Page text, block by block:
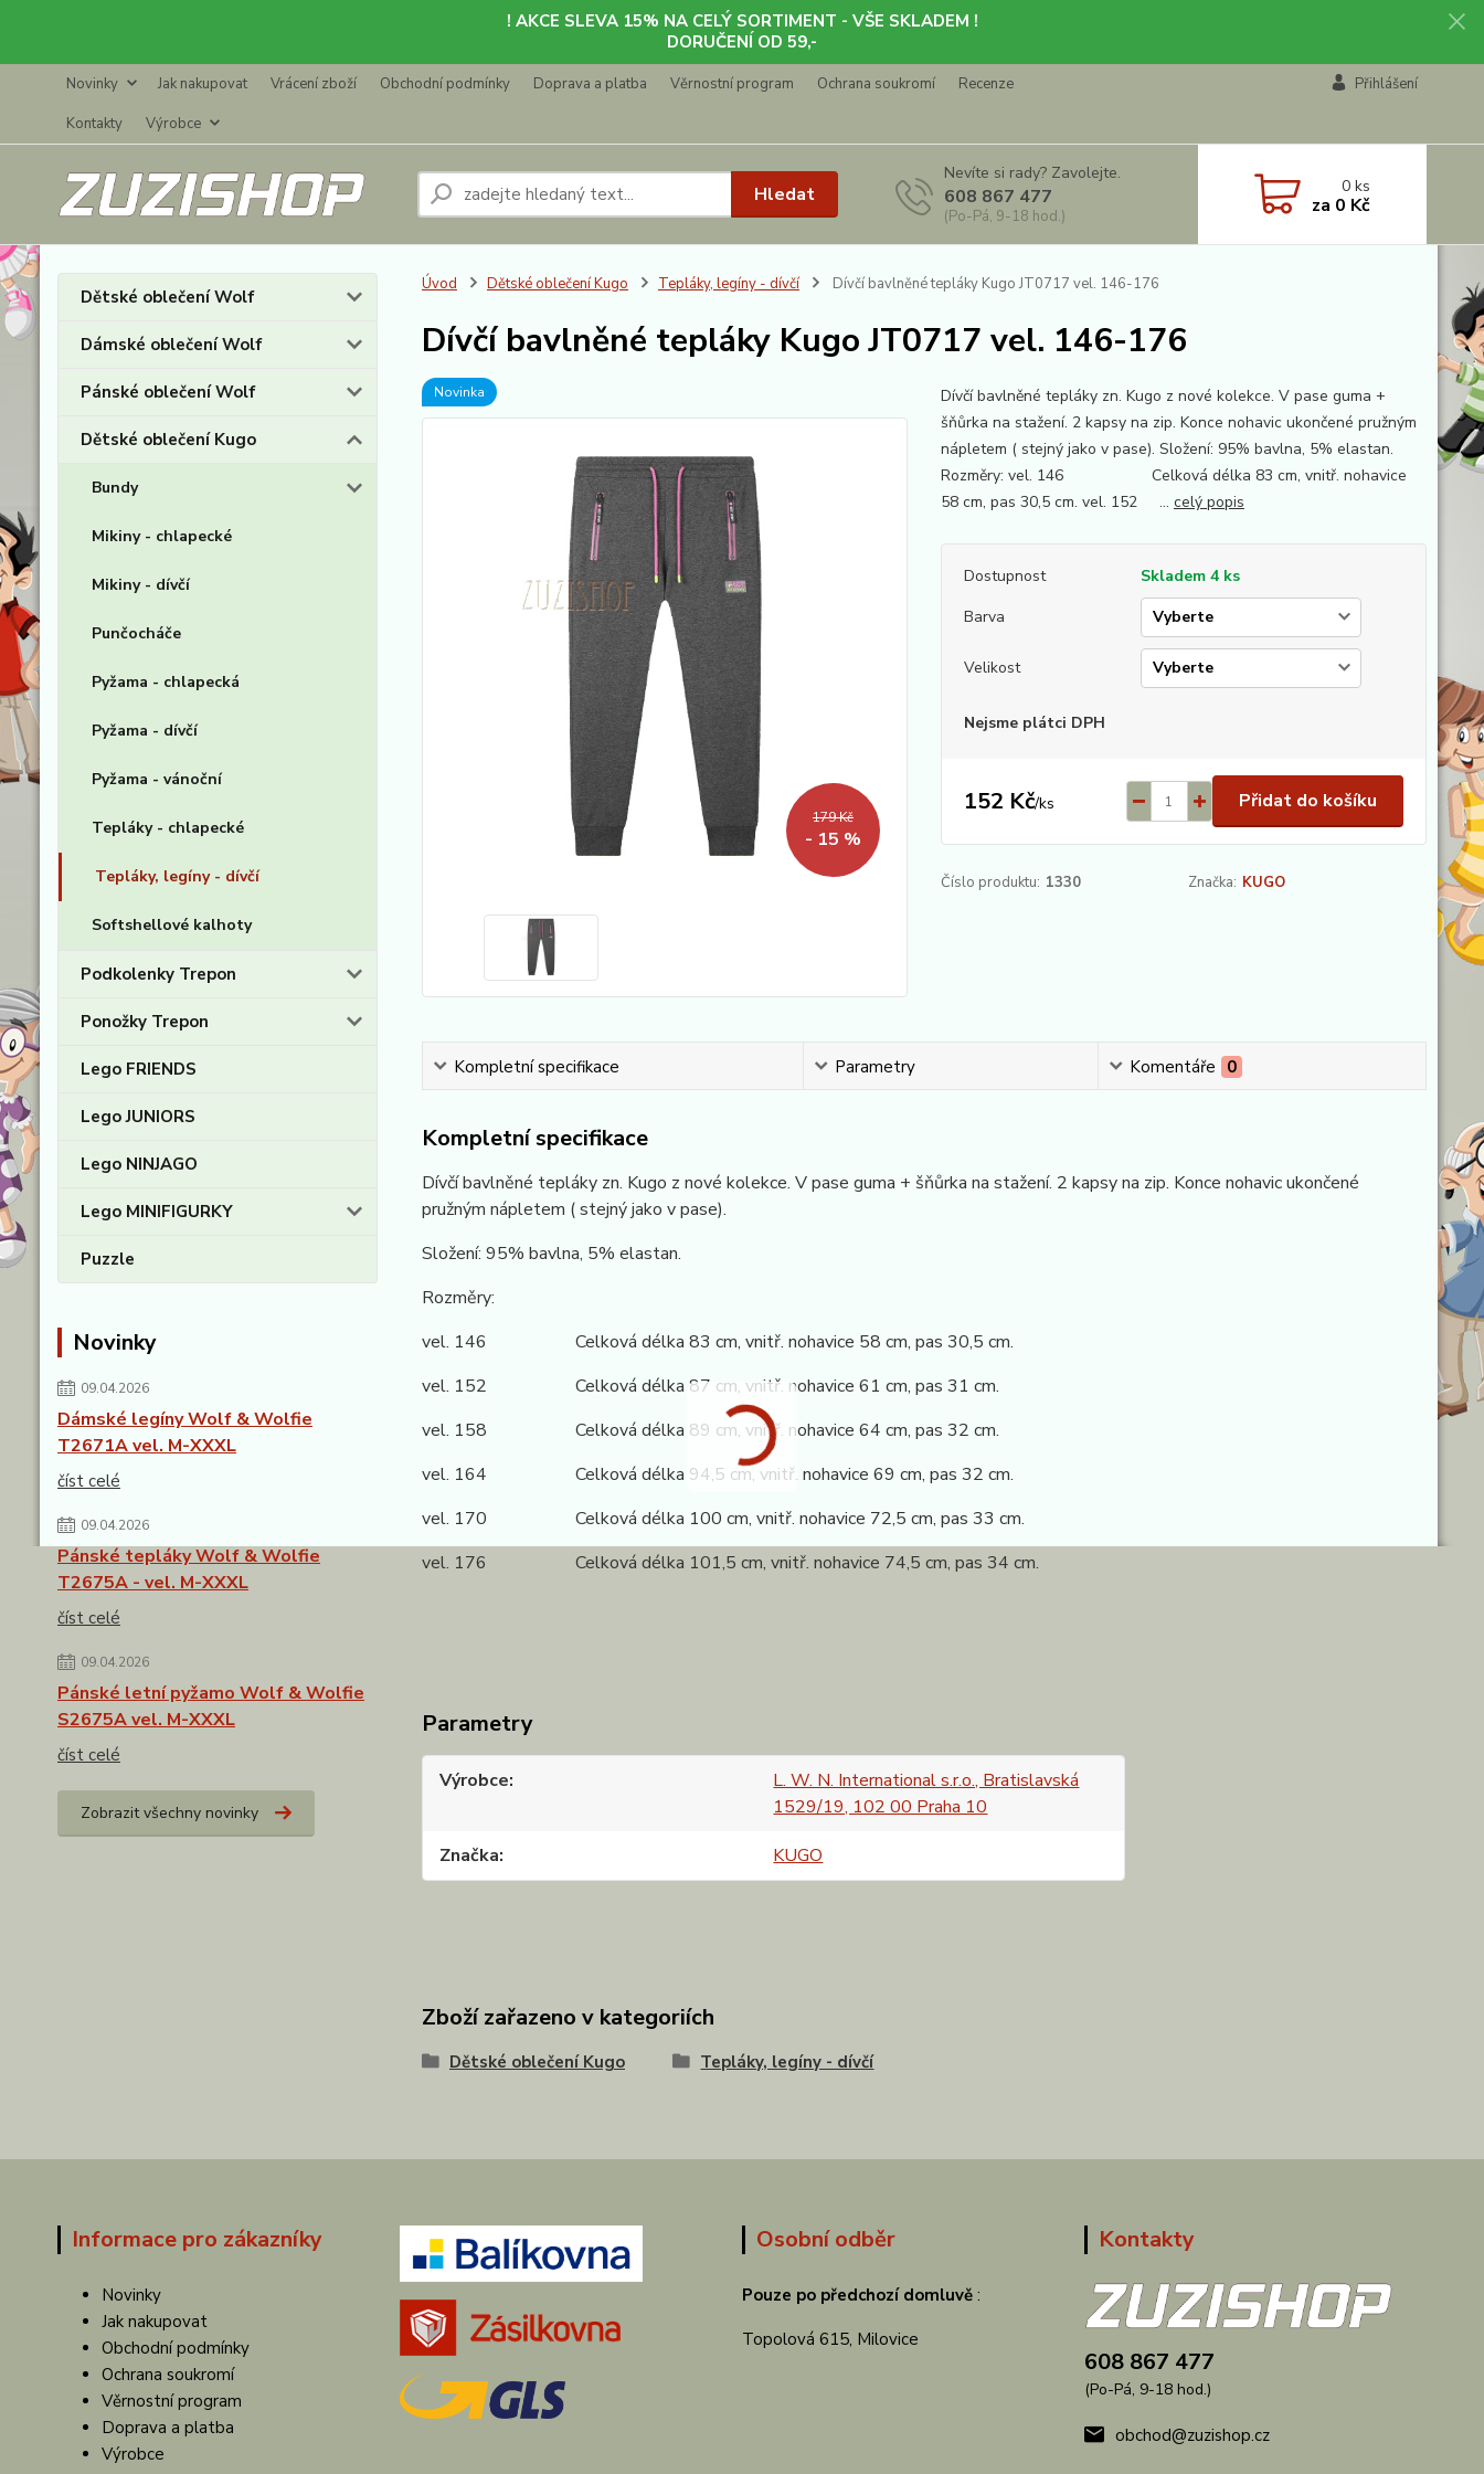
! AKCE SLEVA 15% NA CELÝ SORTIMENT - VŠE SKLADEM !
DORUČENÍ OD 59,-
Novinky Jak nakupovat Vrácení zboží Obchodní podmínky Doprava a platba Věrnostní program Ochrana soukromí
Recenze
Kontakty
Výrobce
Přihlášení
Hledat
Nevíte si rady? Zavolejte.
608 867 477
(Po-Pá, 9-18 hod.)
0ks
za 0 Kč
Dětské oblečení Wolf
Dámské oblečení Wolf
Pánské oblečení Wolf
Dětské oblečení Kugo
Bundy
Mikiny - chlapecké
Mikiny - dívčí
Punčocháče
Pyžama - chlapecká
Pyžama - dívčí
Pyžama - vánoční
Tepláky - chlapecké
Tepláky, legíny - dívčí
Softshellové kalhoty
Podkolenky Trepon
Ponožky Trepon
Lego FRIENDS
Lego JUNIORS
Lego NINJAGO
Lego MINIFIGURKY
Puzzle
Novinky
09.04.2026
Dámské legíny Wolf & Wolfie
T2671A vel. M-XXXL
číst celé
09.04.2026
Pánské tepláky Wolf & Wolfie
T2675A - vel. M-XXXL
číst celé
09.04.2026
Pánské letní pyžamo Wolf & Wolfie
S2675A vel. M-XXXL
číst celé
Zobrazit všechny novinky
Úvod Dětské oblečení Kugo Tepláky, legíny - dívčí Dívčí bavlněné tepláky Kugo JT0717 vel. 146-176
Dívčí bavlněné tepláky Kugo JT0717 vel. 146-176
Novinka
179 Kč
- 15 %
Dívčí bavlněné tepláky zn. Kugo z nové kolekce. V pase guma +
šňůrka na stažení. 2 kapsy na zip. Konce nohavic ukončené pružným
nápletem ( stejný jako v pase). Složení: 95% bavlna, 5% elastan.
Rozměry: vel. 146 Celková délka 83 cm, vnitř. nohavice
58 cm, pas 30,5 cm. vel. 152 ... celý popis
Dostupnost
Skladem 4 ks
Barva
Velikost
Nejsme plátci DPH
152 Kč/ks Přidat do košíku
Číslo produktu: 1330 Značka: KUGO
Kompletní specifikace Parametry Komentáře 0
Kompletní specifikace
Dívčí bavlněné tepláky zn. Kugo z nové kolekce. V pase guma + šňůrka na stažení. 2 kapsy na zip. Konce nohavic ukončené
pružným nápletem ( stejný jako v pase).
Složení: 95% bavlna, 5% elastan.
Rozměry:
vel. 146 Celková délka 83 cm, vnitř. nohavice 58 cm, pas 30,5 cm.
vel. 152 Celková délka 87 cm, vnitř. nohavice 61 cm, pas 31 cm.
vel. 158 Celková délka 89 cm, vnitř. nohavice 64 cm, pas 32 cm.
vel. 164 Celková délka 94,5 cm, vnitř. nohavice 69 cm, pas 32 cm.
vel. 170 Celková délka 100 cm, vnitř. nohavice 72,5 cm, pas 33 cm.
vel. 176 Celková délka 101,5 cm, vnitř. nohavice 74,5 cm, pas 34 cm.
Parametry
Výrobce
L. W. N. International s.r.o., Bratislavská
1529/19, 102 00 Praha 10
Značka
KUGO
Zboží zařazeno v kategoriích
Dětské oblečení Kugo Tepláky, legíny - dívčí
Informace pro zákazníky
Novinky
Jak nakupovat
Obchodní podmínky
Ochrana soukromí
Věrnostní program
Doprava a platba
Výrobce
Osobní odběr
Pouze po předchozí domluvě :
Topolová 615, Milovice
Kontakty
608 867 477
(Po-Pá, 9-18 hod.)
obchod@zuzishop.cz